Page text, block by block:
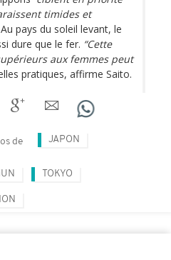
timides et
Au pays du soleil levant, le
dure que le fer. “Cette
aux femmes peut
pratiques, affirme Saito.
de JAPON
TOKYO